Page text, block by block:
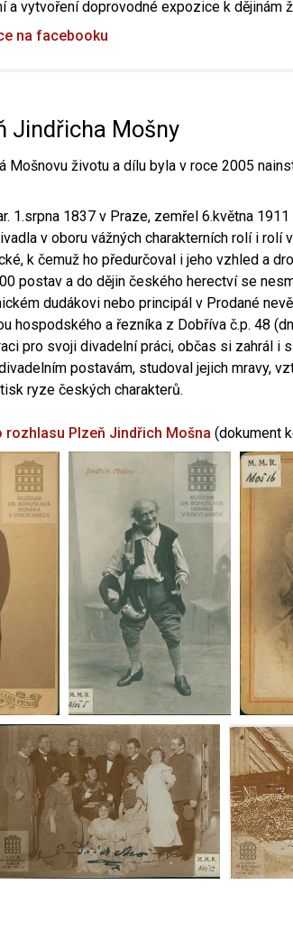
a vytvoření doprovodné expozice k dějinám
na facebooku
Jindřicha Mošny
Mošnovu životu a dílu byla v roce 2005
1.srpna 1837 v Praze, zemřel 6.května
v oboru vážných charakterních rolí i
k čemuž ho předurčoval i jeho vzhled a
postav a do dějin českého herectví se
dudákovi nebo principál v Prodané
hospodského a řezníka z Dobříva č.p. 48
pro svoji divadelní práci, občas si zahrál i
postavám, studoval jejich mravy,
ryze českých charakterů.
rozhlasu Plzeň Jindřich Mošna (dokument